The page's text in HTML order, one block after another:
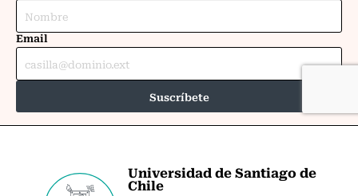
Universidad de Santiago de
Chile